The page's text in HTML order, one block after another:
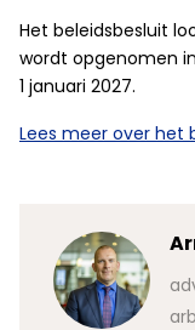
Het beleidsbesluit
wordt opgenomen
1 januari 2027.
Lees meer over het